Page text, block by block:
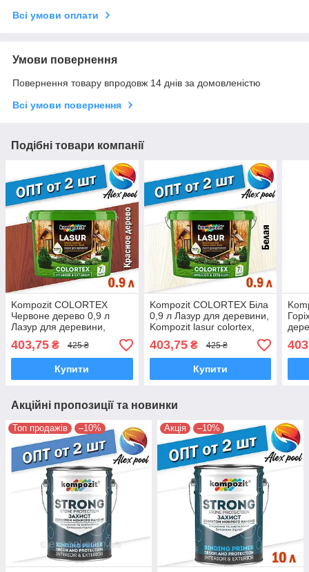
Всі умови оплати
Умови повернення
Повернення товару впродовж 14 днів за домовленістю
Всі умови повернення
Подібні товари компанії
Kompozit COLORTEX
Червоне дерево 0,9 л
Лазур для деревини,
Kompozit lasur colortex,
Композит коортекс
403,75 ₴ 425 ₴
Купити
Kompozit COLORTEX Біла
0,9 л Лазур для деревини,
Kompozit lasur colortex,
Композит коортекс
403,75₴ 425 ₴
Купити
Акційні пропозиції та новинки
Топ продажів –10% Акція –10%